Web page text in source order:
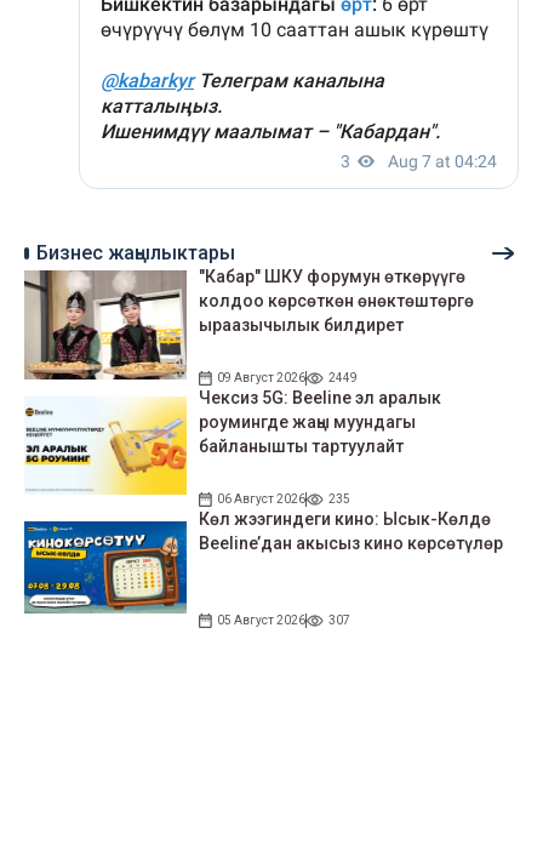
Бизнес жаңылыктары
"Кабар" ШКУ форумун өткөрүүгө
колдоо көрсөткөн өнөктөштөргө
ыраазычылык билдирет
09 Август 2026 2449
Чексиз 5G: Beeline эл аралык
роумингде жаңы муундагы
байланышты тартуулайт
06 Август 2026 235
Көл жээгиндеги кино: Ысык-Көлдө
Beeline’дан акысыз кино көрсөтүлөр
05 Август 2026 307